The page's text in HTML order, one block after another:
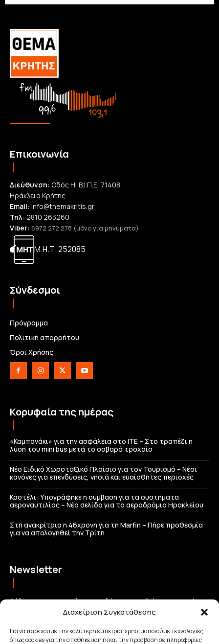
Διαχείριση Συγκατάθεσης
Για να παρέχουμε την καλύτερη εμπειρία, χρησιμοποιούμε τεχνολογίες
όπως cookies για την αποθήκευση ή/και την πρόσβαση σε πληροφορίες
Επικοινωνία
Διεύθυνση: Οδός Η, Β.Ι.Π.Ε, 71408,
Ηράκλειο Κρήτης
Email: info@themakritis.gr
Τηλ: 2810 263260
Viber: 6972 272 278 (μόνο για μηνύματα)
Μ.Η.Τ. 252085
Σύνδεσμοι
Πρόγραμμα
Πολιτική απορρήτου
Όροι Χρήσης
Κορυφαία της ημέρας
«Καμπανάκι» για την ασφάλεια στο ΙΤΕ – Στο τραπέζι η
λύση του mini bus μετά το σοβαρό τροχαίο
Νέο Ειδικό Χωροταξικό Πλαίσιο για τον Τουρισμό – Νέοι
κανόνες για επενδύσεις, νησιά και ευαίσθητες περιοχές
Καστέλι: Υπογράφηκε η σύμβαση για τα συστήματα
αεροναυτιλίας – Νέα σελίδα για το αεροδρόμιο Ηρακλείου
Στη ανακρίτρια η 46χρονη για τη Marfin – Πήρε προθεσμία
για να απολογηθεί την Τρίτη
Newsletter
Λάβετε τις σημαντικότερες ειδήσεις απευθείας στο email σας
και μείνετε πάντα συνδεδεμένοι με την Κρήτη!